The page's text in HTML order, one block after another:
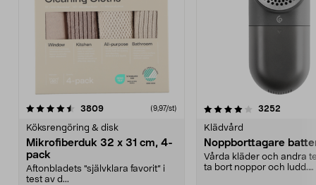
3809recensioner (9,97/st)
Köksrengöring & disk
Mikrofiberduk 32 x 31 cm, 4-
pack
Aftonbladets "självklara favorit” i
test av d...
4.0av 5 stjärnor 3252
Klädvård
Noppborttagare
Vårda kläder och andra
ta bort noppor och ludd.
4.5av 5 stjärnor